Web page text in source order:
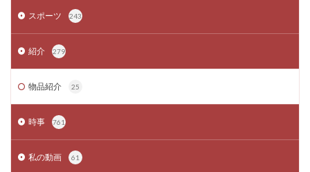
スポーツ 243
紹介 279
物品紹介 25
時事 761
私の動画 61